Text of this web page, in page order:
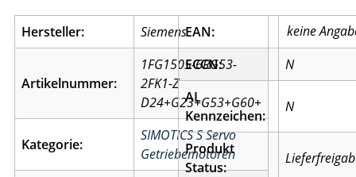
Hersteller: Siemens
Artikelnummer:
1FG1505-6RG53-
2FK1-Z
D24+G23+G53+G60+
Kategorie:
SIMOTICS S Servo
Getriebemotoren
EAN:
ECCN:
N
AL
Kennzeichen:
N
Produkt
Status: